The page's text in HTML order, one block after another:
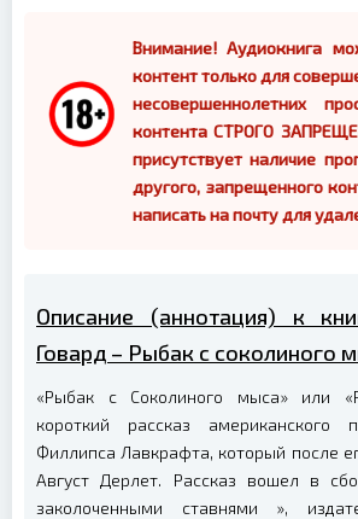
Внимание! Аудиокнига
контент только для
несовершеннолетних
контента СТРОГО
присутствует наличие
другого, запрещенного
написать на почту для
Описание (аннотация) к
Говард – Рыбак с соколиного
«Рыбак с Соколиного мыса» или
короткий рассказ американского
Филлипса Лавкрафта, который после
Август Дерлет. Рассказ вошел в
заколоченными ставнями »,